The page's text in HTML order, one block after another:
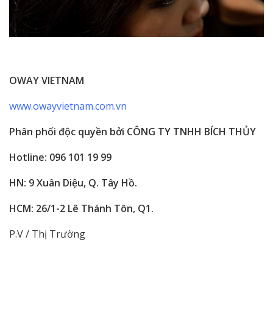
OWAY VIETNAM
www.owayvietnam.com.vn
Phân phối độc quyền bởi CÔNG TY TNHH BÍCH THỦY
Hotline: 096 101 19 99
HN: 9 Xuân Diệu, Q. Tây Hồ.
HCM: 26/1-2 Lê Thánh Tôn, Q1.
P.V / Thị Trường